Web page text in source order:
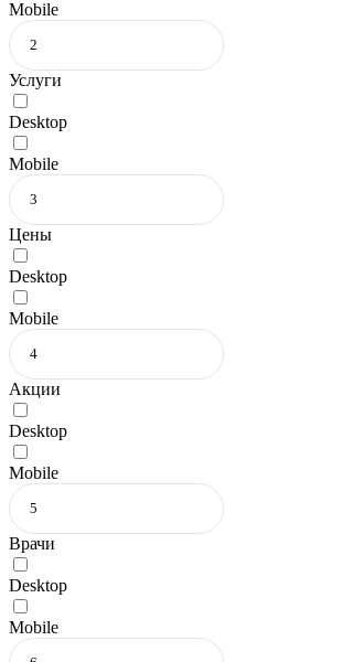
Mobile
Услуги
Desktop
Mobile
Цены
Desktop
Mobile
Акции
Desktop
Mobile
Врачи
Desktop
Mobile